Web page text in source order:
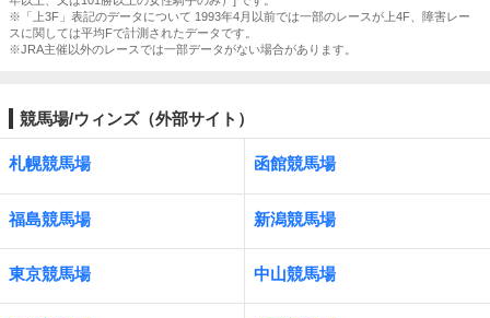
※「上3F」表記のデータについて 1993年4月以前では一部のレースが上4F、障害レー
スに関しては平均Fで計測されたデータです。
※JRA主催以外のレースでは一部データがない場合があります。
競馬場/ウィンズ（外部サイト）
札幌競馬場 函館競馬場
福島競馬場 新潟競馬場
東京競馬場 中山競馬場